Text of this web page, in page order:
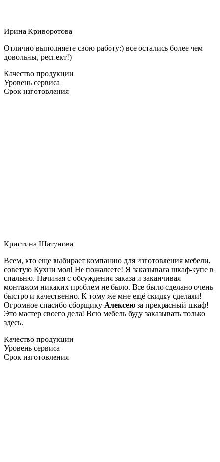
Ирина Криворотова
Отлично выполняете свою работу:) все остались более чем
довольны, респект!)
Качество продукции
Уровень сервиса
Срок изготовления
Кристина Шатунова
Всем, кто еще выбирает компанию для изготовления мебели,
советую Кухни мол! Не пожалеете! Я заказывала шкаф-купе в
спальню. Начиная с обсуждения заказа и заканчивая
монтажом никаких проблем не было. Все было сделано очень
быстро и качественно. К тому же мне ещё скидку сделали!
Огромное спасибо сборщику Алексею за прекрасный шкаф!
Это мастер своего дела! Всю мебель буду заказывать только
здесь.
Качество продукции
Уровень сервиса
Срок изготовления